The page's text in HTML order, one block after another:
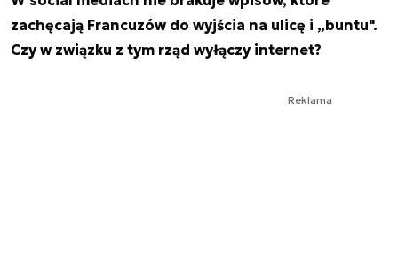
zachęcają Francuzów do wyjścia na ulicę i „buntu".
Czy w związku z tym rząd wyłączy internet?
Reklama